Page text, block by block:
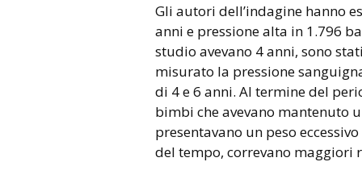
Gli autori dell’indagine hanno
anni e pressione alta in 1.796
studio avevano 4 anni, sono
misurato la pressione
di 4 e 6 anni. Al termine del
bimbi che avevano mantenuto
presentavano un peso
del tempo, correvano maggiori